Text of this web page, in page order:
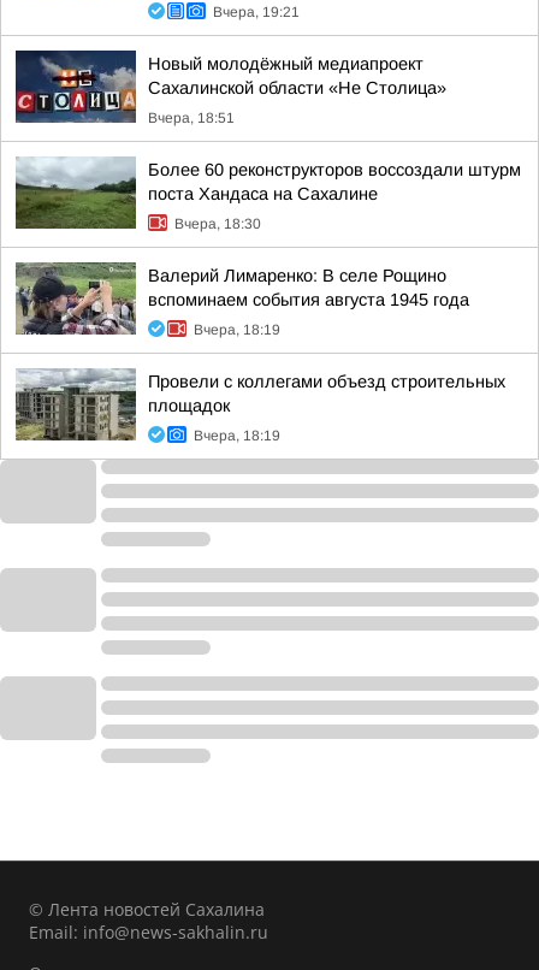
Вчера, 19:21
Новый молодёжный медиапроект
Сахалинской области «Не Столица»
Вчера, 18:51
Более 60 реконструкторов воссоздали штурм
поста Хандаса на Сахалине
Вчера, 18:30
Валерий Лимаренко: В селе Рощино
вспоминаем события августа 1945 года
Вчера, 18:19
Провели с коллегами объезд строительных
площадок
Вчера, 18:19
© Лента новостей Сахалина
Email: info@news-sakhalin.ru